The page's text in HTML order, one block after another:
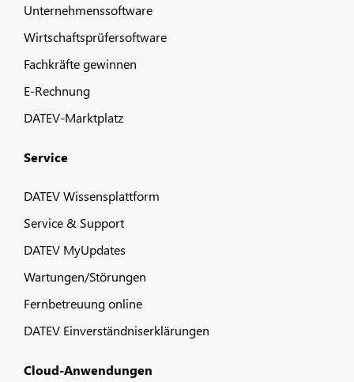
Unternehmenssoftware
Wirtschaftsprüfersoftware
Fachkräfte gewinnen
E-Rechnung
DATEV-Marktplatz
Service
DATEV Wissensplattform
Service & Support
DATEV MyUpdates
Wartungen/Störungen
Fernbetreuung online
DATEV Einverständniserklärungen
Cloud-Anwendungen